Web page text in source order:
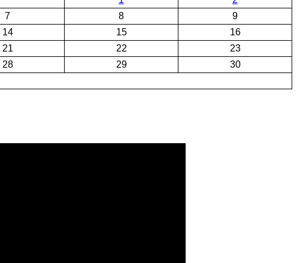
7 8
9
14 15
16
21 22
23
28 29
30